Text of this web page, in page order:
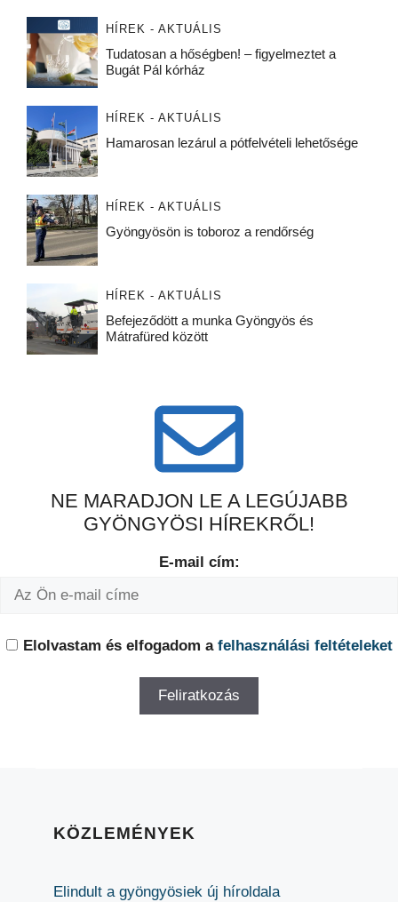
HÍREK - AKTUÁLIS
Tudatosan a hőségben! – figyelmeztet a
Bugát Pál kórház
HÍREK - AKTUÁLIS
Hamarosan lezárul a pótfelvételi lehetősége
HÍREK - AKTUÁLIS
Gyöngyösön is toboroz a rendőrség
HÍREK - AKTUÁLIS
Befejeződött a munka Gyöngyös és
Mátrafüred között
NE MARADJON LE A LEGÚJABB
GYÖNGYÖSI HÍREKRŐL!
E-mail cím:
Elolvastam és elfogadom a felhasználási feltételeket
KÖZLEMÉNYEK
Elindult a gyöngyösiek új híroldala